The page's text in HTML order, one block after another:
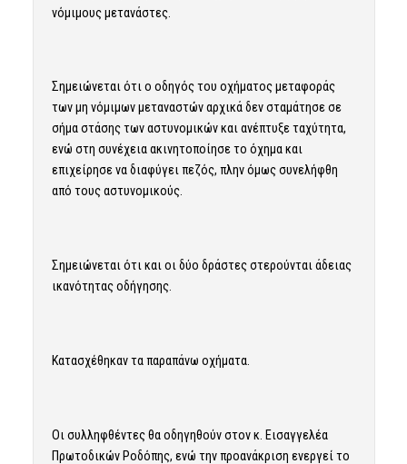
νόμιμους μετανάστες.
Σημειώνεται ότι ο οδηγός του οχήματος μεταφοράς
των μη νόμιμων μεταναστών αρχικά δεν σταμάτησε σε
σήμα στάσης των αστυνομικών και ανέπτυξε ταχύτητα,
ενώ στη συνέχεια ακινητοποίησε το όχημα και
επιχείρησε να διαφύγει πεζός, πλην όμως συνελήφθη
από τους αστυνομικούς.
Σημειώνεται ότι και οι δύο δράστες στερούνται άδειας
ικανότητας οδήγησης.
Κατασχέθηκαν τα παραπάνω οχήματα.
Οι συλληφθέντες θα οδηγηθούν στον κ. Εισαγγελέα
Πρωτοδικών Ροδόπης, ενώ την προανάκριση ενεργεί το